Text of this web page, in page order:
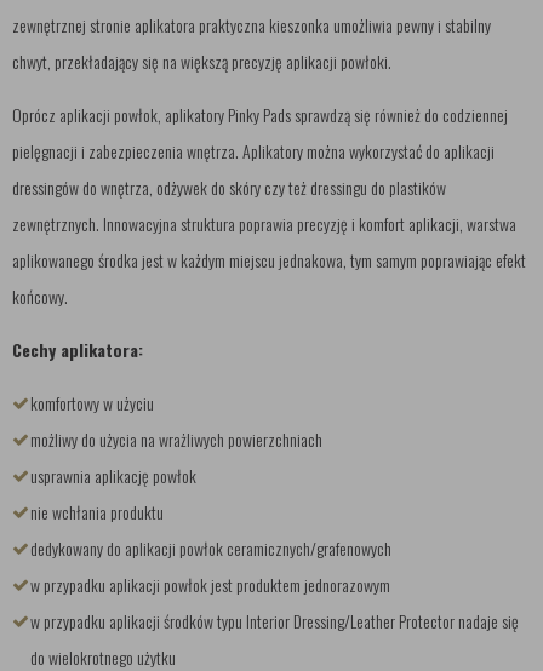
zewnętrznej stronie aplikatora praktyczna kieszonka umożliwia pewny i stabilny
chwyt, przekładający się na większą precyzję aplikacji powłoki.
Oprócz aplikacji powłok, aplikatory Pinky Pads sprawdzą się również do codziennej
pielęgnacji i zabezpieczenia wnętrza. Aplikatory można wykorzystać do aplikacji
dressingów do wnętrza, odżywek do skóry czy też dressingu do plastików
zewnętrznych. Innowacyjna struktura poprawia precyzję i komfort aplikacji, warstwa
aplikowanego środka jest w każdym miejscu jednakowa, tym samym poprawiając efekt
końcowy.
Cechy aplikatora:
komfortowy w użyciu
możliwy do użycia na wrażliwych powierzchniach
usprawnia aplikację powłok
nie wchłania produktu
dedykowany do aplikacji powłok ceramicznych/grafenowych
w przypadku aplikacji powłok jest produktem jednorazowym
w przypadku aplikacji środków typu Interior Dressing/Leather Protector nadaje się
do wielokrotnego użytku